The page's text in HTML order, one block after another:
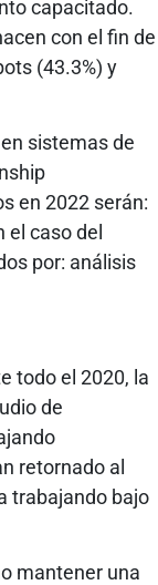
capacitado.
con el fin de
(43.3%) y
sistemas de
en 2022 serán:
el caso del
por: análisis
todo el 2020, la
de
retornado al
trabajando bajo
mantener una